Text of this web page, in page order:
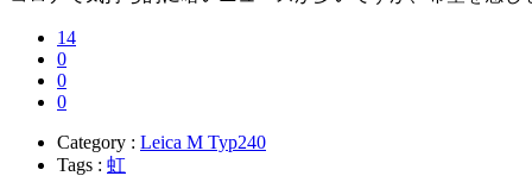
14
0
0
0
Category : Leica M Typ240
Tags : 虹